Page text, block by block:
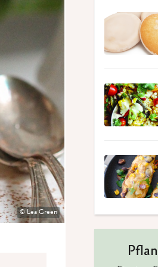
© Lea Green